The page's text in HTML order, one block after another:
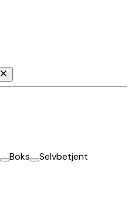
Boks Selvbetjent